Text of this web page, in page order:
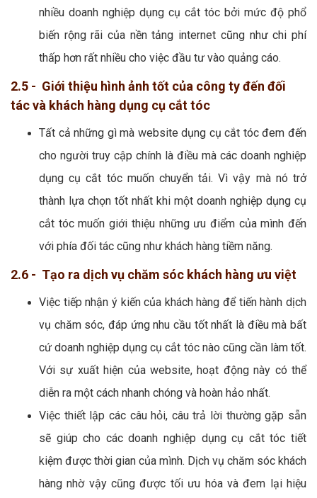
nhiều doanh nghiệp dụng cụ cắt tóc bởi mức độ phổ
biến rộng rãi của nền tảng internet cũng như chi phí
thấp hơn rất nhiều cho việc đầu tư vào quảng cáo.
2.5 - Giới thiệu hình ảnh tốt của công ty đến đối
tác và khách hàng dụng cụ cắt tóc
Tất cả những gì mà website dụng cụ cắt tóc đem đến
cho người truy cập chính là điều mà các doanh nghiệp
dụng cụ cắt tóc muốn chuyển tải. Vì vậy mà nó trở
thành lựa chọn tốt nhất khi một doanh nghiệp dụng cụ
cắt tóc muốn giới thiệu những ưu điểm của mình đến
với phía đối tác cũng như khách hàng tiềm năng.
2.6 - Tạo ra dịch vụ chăm sóc khách hàng ưu việt
Việc tiếp nhận ý kiến của khách hàng để tiến hành dịch
vụ chăm sóc, đáp ứng nhu cầu tốt nhất là điều mà bất
cứ doanh nghiệp dụng cụ cắt tóc nào cũng cần làm tốt.
Với sự xuất hiện của website, hoạt động này có thể
diễn ra một cách nhanh chóng và hoàn hảo nhất.
Việc thiết lập các câu hỏi, câu trả lời thường gặp sẵn
sẽ giúp cho các doanh nghiệp dụng cụ cắt tóc tiết
kiệm được thời gian của mình. Dịch vụ chăm sóc khách
hàng nhờ vậy cũng được tối ưu hóa và đem lại hiệu